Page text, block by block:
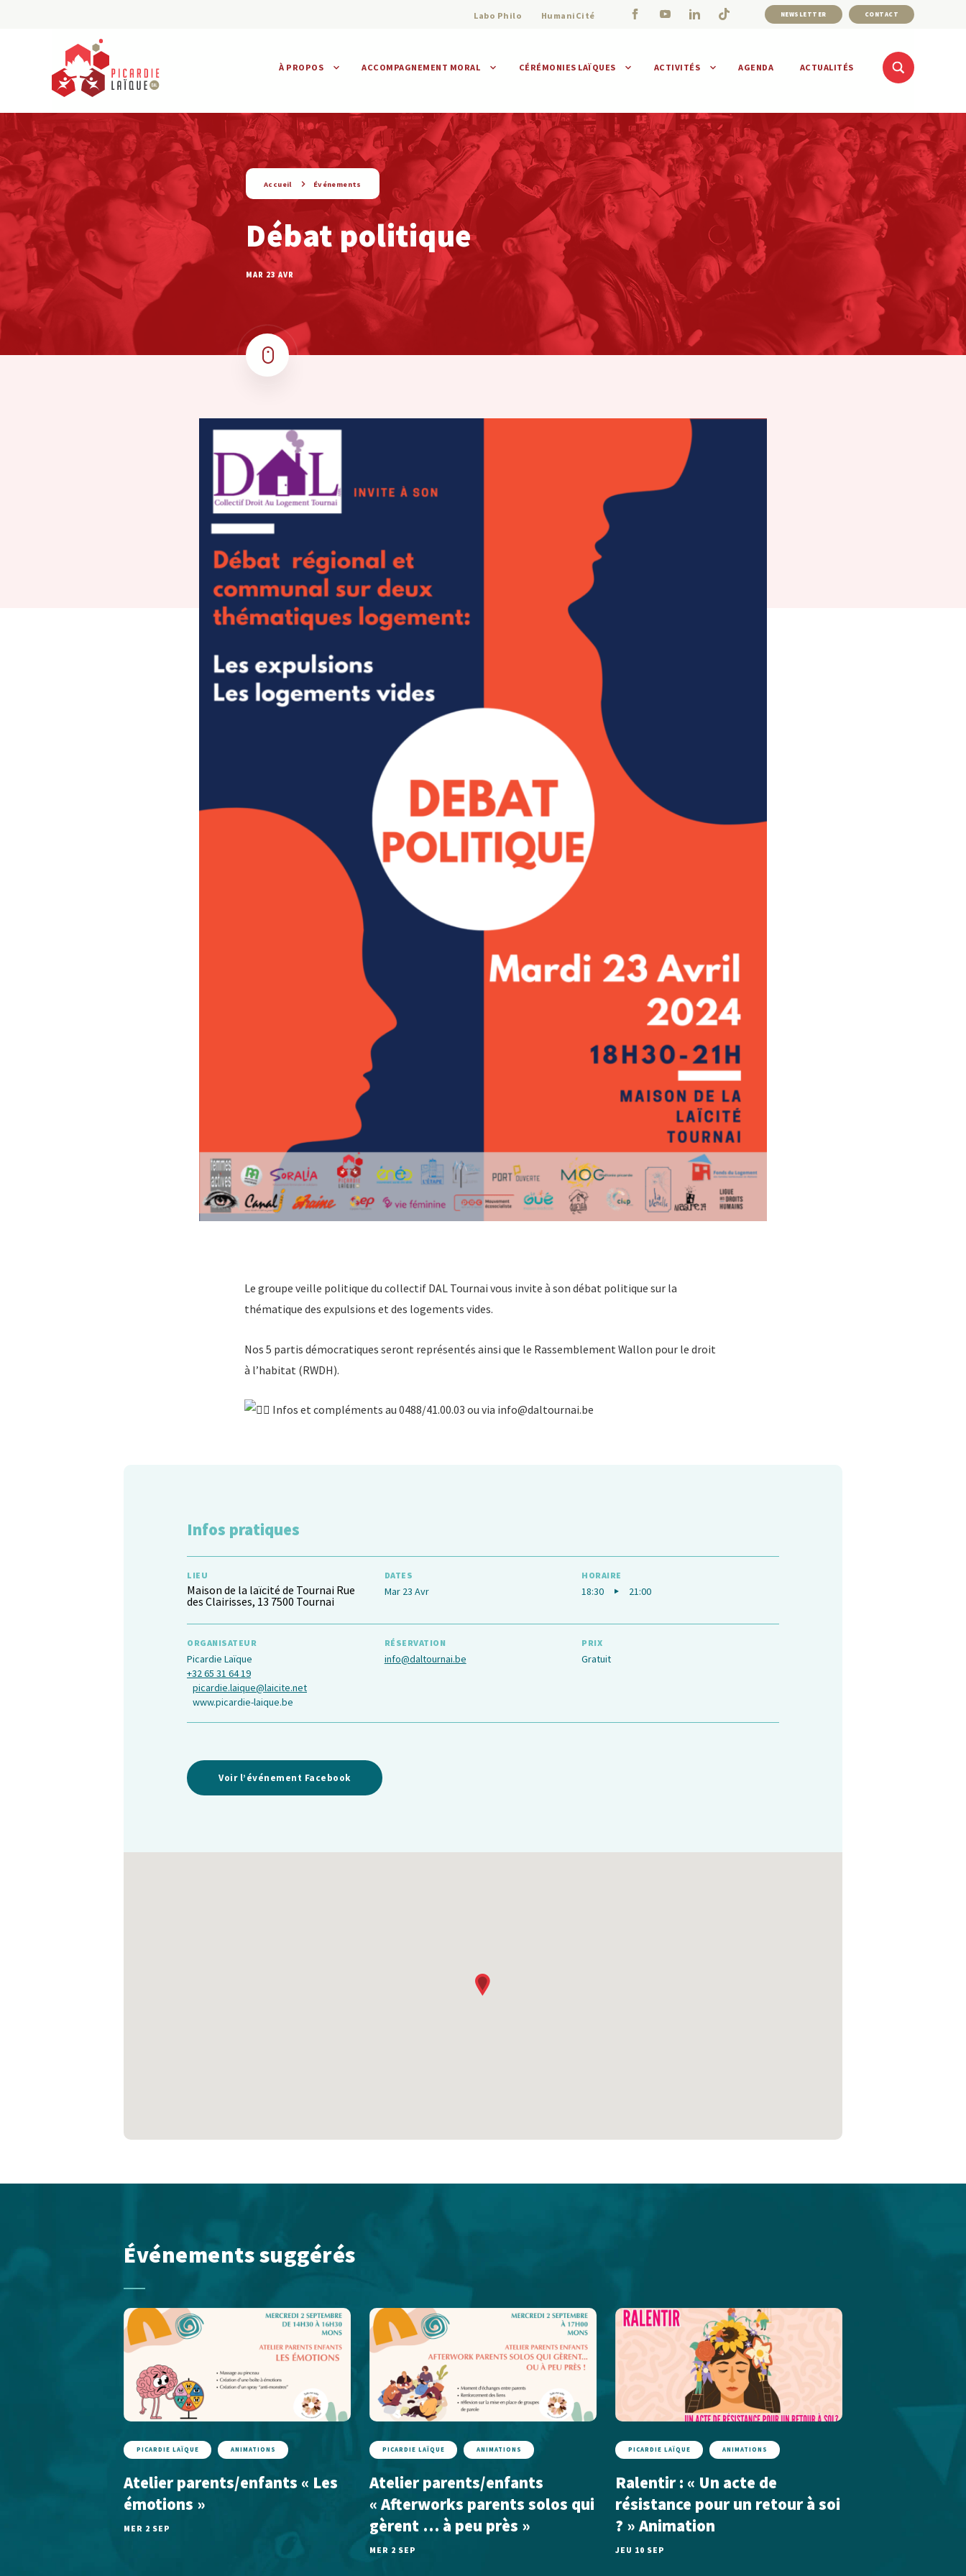
Labo Philo HumaniCité NEWSLETTER CONTACT
À PROPOS ACCOMPAGNEMENT MORAL
Assistance morale Individuelle
Collective
CÉRÉMONIES LAÏQUES ACTIVITÉS AGENDA ACTUALITÉS
string(9) « evenement »
Accueil Événements
Débat politique
MAR 23 AVR
Le groupe veille politique du collectif DAL Tournai vous invite à son débat politique sur la
thématique des expulsions et des logements vides.
Nos 5 partis démocratiques seront représentés ainsi que le Rassemblement Wallon pour le droit
à l’habitat (RWDH).
Infos et compléments au 0488/41.00.03 ou via info@daltournai.be
Infos pratiques
LIEU
Maison de la laïcité de Tournai Rue
des Clairisses, 13 7500 Tournai
DATES
Mar 23 Avr
HORAIRE
18:30 21:00
ORGANISATEUR
Picardie Laïque
+32 65 31 64 19
picardie.laique@laicite.net
www.picardie-laique.be
RÉSERVATION
info@daltournai.be
PRIX
Gratuit
Voir l’événement Facebook
Événements suggérés
PICARDIE LAÏQUE ANIMATIONS
Atelier parents/enfants « Les
émotions »
MER 2 SEP
PICARDIE LAÏQUE ANIMATIONS
Atelier parents/enfants
« Afterworks parents solos qui
gèrent … à peu près »
MER 2 SEP
PICARDIE LAÏQUE ANIMATIONS
Ralentir : « Un acte de
résistance pour un retour à soi
? » Animation
JEU 10 SEP